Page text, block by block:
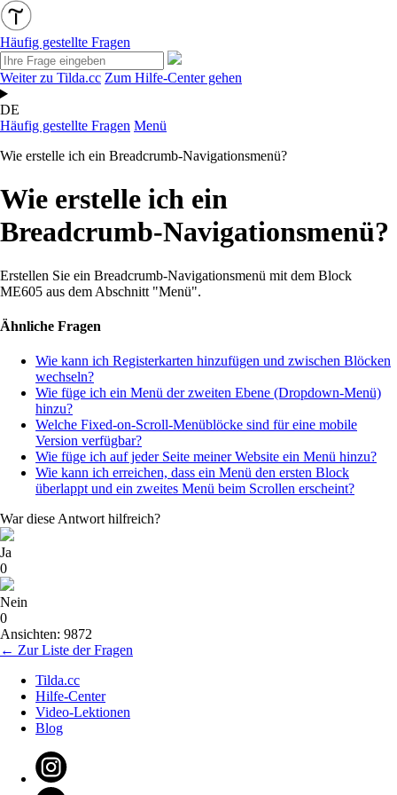
Häufig gestellte Fragen
Weiter zu Tilda.cc Zum Hilfe-Center gehen
DE
Häufig gestellte Fragen Menü
Wie erstelle ich ein Breadcrumb-Navigationsmenü?
Wie erstelle ich ein
Breadcrumb-Navigationsmenü?
Erstellen Sie ein Breadcrumb-Navigationsmenü mit dem Block
ME605 aus dem Abschnitt "Menü".
Ähnliche Fragen
Wie kann ich Registerkarten hinzufügen und zwischen Blöcken
wechseln?
Wie füge ich ein Menü der zweiten Ebene (Dropdown-Menü)
hinzu?
Welche Fixed-on-Scroll-Menüblöcke sind für eine mobile
Version verfügbar?
Wie füge ich auf jeder Seite meiner Website ein Menü hinzu?
Wie kann ich erreichen, dass ein Menü den ersten Block
überlappt und ein zweites Menü beim Scrollen erscheint?
War diese Antwort hilfreich?
Ja
0
Nein
0
Ansichten: 9872
← Zur Liste der Fragen
Tilda.cc
Hilfe-Center
Video-Lektionen
Blog